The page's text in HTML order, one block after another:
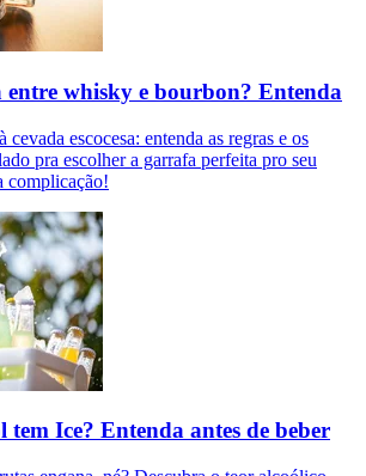
entre whisky e bourbon? Entenda
escocesa: entenda as regras e os
pra escolher a garrafa perfeita pro seu
complicação!
tem Ice? Entenda antes de beber